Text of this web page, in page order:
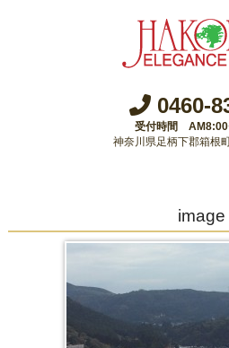
0460-
受付時間 AM8:00
神奈川県足柄下郡箱根
image